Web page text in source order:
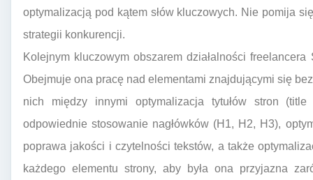
optymalizacją pod kątem słów kluczowych. Nie pomija
strategii konkurencji.
Kolejnym kluczowym obszarem działalności
Obejmuje ona pracę nad elementami znajdującymi się
nich między innymi optymalizacja tytułów stron
odpowiednie stosowanie nagłówków (H1, H2, H3),
poprawa jakości i czytelności tekstów, a także
każdego elementu strony, aby była ona przyjazna